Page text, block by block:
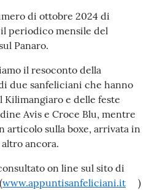
di ottobre 2024 di
periodico mensile del
Panaro.
il resoconto della
due sanfeliciani che hanno
Kilimangiaro e delle feste
Avis e Croce Blu, mentre
articolo sulla boxe, arrivata in
ancora.
on line sul sito di
www.appuntisanfeliciani.it
)